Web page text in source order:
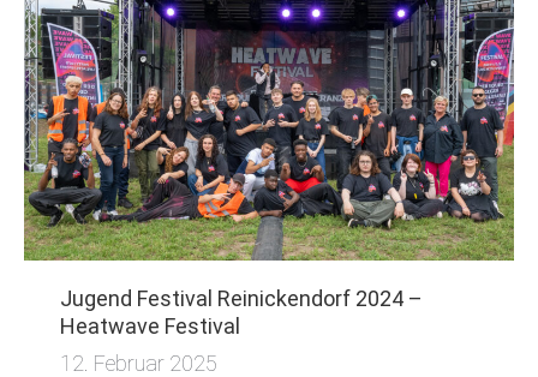
Jugend Festival Reinickendorf 2024 –
Heatwave Festival
12. Februar 2025